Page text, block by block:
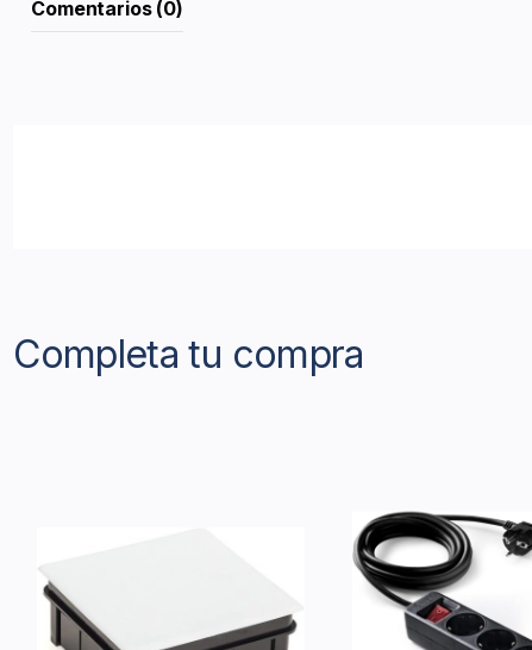
Comentarios (0)
Completa tu compra